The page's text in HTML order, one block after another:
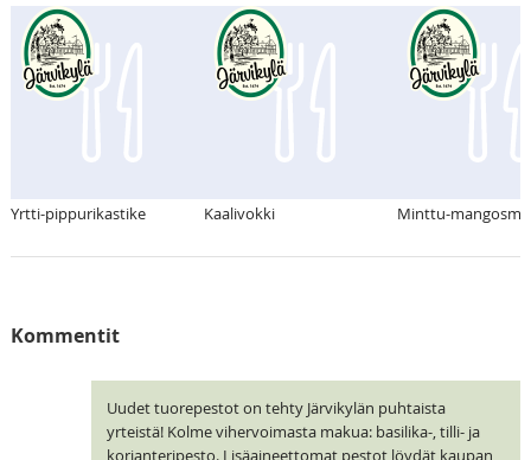
Yrtti-pippurikastike Kaalivokki Minttu-
Kommentit
Uudet tuorepestot on tehty Järvikylän puhtaista
yrteistä! Kolme vihervoimasta makua: basilika-, tilli- ja
korianteripesto. Lisäaineettomat pestot löydät kaupan